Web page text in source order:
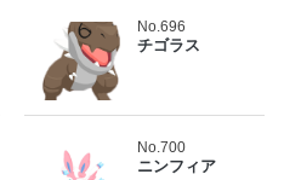
No.696
チゴラス
No.700
ニンフィア